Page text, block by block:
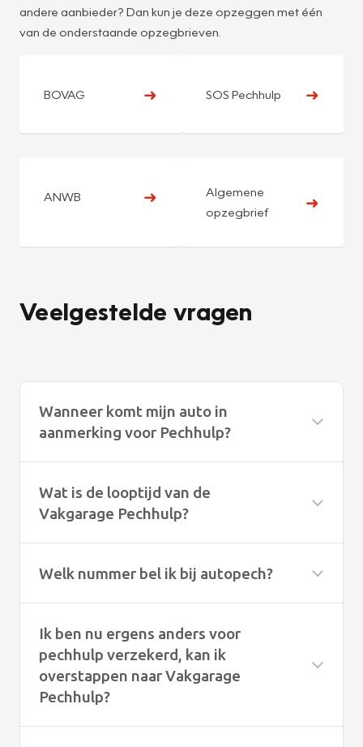
andere aanbieder? Dan kun je deze opzeggen met één
van de onderstaande opzegbrieven.
BOVAG ➜ SOS Pechhulp ➜
ANWB ➜
Algemene
opzegbrief
➜
Veelgestelde vragen
Wanneer komt mijn auto in
aanmerking voor Pechhulp?
Wat is de looptijd van de
Vakgarage Pechhulp?
Welk nummer bel ik bij autopech?
Ik ben nu ergens anders voor
pechhulp verzekerd, kan ik
overstappen naar Vakgarage
Pechhulp?